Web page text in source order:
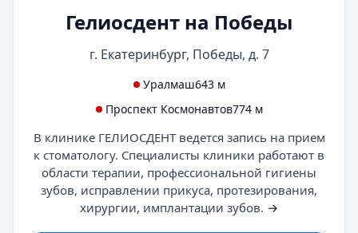
Гелиосдент на Победы
г. Екатеринбург, Победы, д. 7
Уралмаш643 м
Проспект Космонавтов774 м
В клинике ГЕЛИОСДЕНТ ведется запись на прием
к стоматологу. Специалисты клиники работают в
области терапии, профессиональной гигиены
зубов, исправлении прикуса, протезирования,
хирургии, имплантации зубов. →